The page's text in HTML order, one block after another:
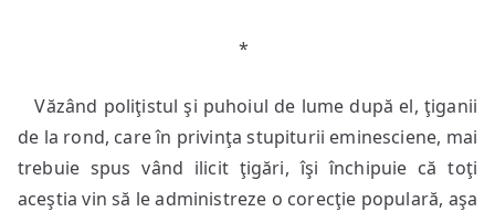
*
Văzând poliţistul şi puhoiul de lume după el, ţiganii
de la rond, care în privinţa stupiturii eminesciene, mai
trebuie spus vând ilicit ţigări, îşi închipuie că toţi
aceştia vin să le administreze o corecţie populară, aşa